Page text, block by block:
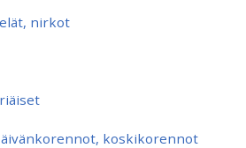
nirkot
koskikorennot